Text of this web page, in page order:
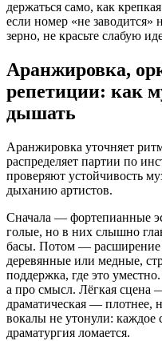
держаться само, как
если номер «не
зерно, не красьте слабую
Аранжировка,
репетиции: как
дышать
Аранжировка уточняет
распределяет партии по
проверяют устойчивость
дыханию артистов.
Сначала — фортепианные
голые, но в них слышно
басы. Потом — расширение
деревянные или медные,
поддержка, где это
а про смысл. Лёгкая сцена
драматическая — плотнее,
вокалы не утонули:
драматургия ломается.